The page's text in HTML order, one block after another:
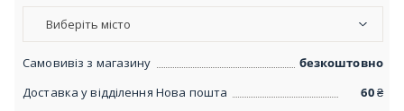
Виберіть місто
Самовивіз з магазину
безкоштовно
Доставка у відділення Нова пошта
60₴